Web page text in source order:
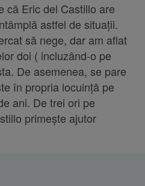
că Eric del Castillo are
astfel de situații.
să nege, dar am aflat
doi ( incluzând-o pe
De asemenea, se pare
în propria locuință pe
ani. De trei ori pe
primește ajutor